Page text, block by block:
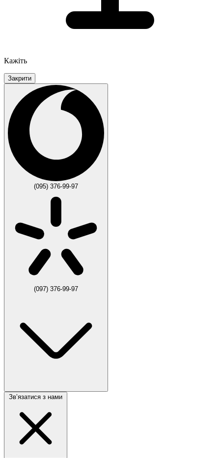
Кажіть
Закрити
(095) 376-99-97
(097) 376-99-97
Звʼязатися з нами